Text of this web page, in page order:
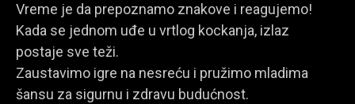
Vreme je da prepoznamo znakove i reagujemo!
Kada se jednom uđe u vrtlog kockanja, izlaz
postaje sve teži.
Zaustavimo igre na nesreću i pružimo mladima
šansu za sigurnu i zdravu budućnost.